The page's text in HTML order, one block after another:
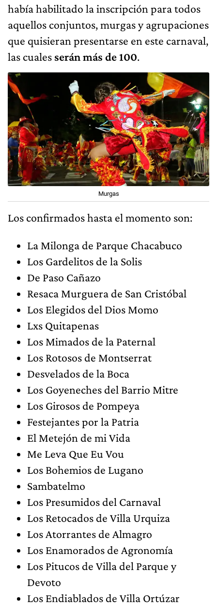
había habilitado la inscripción para todos
aquellos conjuntos, murgas y agrupaciones
que quisieran presentarse en este carnaval,
las cuales serán más de 100.
Murgas
Los confirmados hasta el momento son:
La Milonga de Parque Chacabuco
Los Gardelitos de la Solis
De Paso Cañazo
Resaca Murguera de San Cristóbal
Los Elegidos del Dios Momo
Lxs Quitapenas
Los Mimados de la Paternal
Los Rotosos de Montserrat
Desvelados de la Boca
Los Goyeneches del Barrio Mitre
Los Girosos de Pompeya
Festejantes por la Patria
El Metejón de mi Vida
Me Leva Que Eu Vou
Los Bohemios de Lugano
Sambatelmo
Los Presumidos del Carnaval
Los Retocados de Villa Urquiza
Los Atorrantes de Almagro
Los Enamorados de Agronomía
Los Pitucos de Villa del Parque y
Devoto
Los Endiablados de Villa Ortúzar